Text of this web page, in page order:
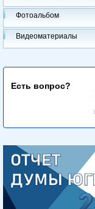
Фотоальбом
Видеоматериалы
Есть вопрос?